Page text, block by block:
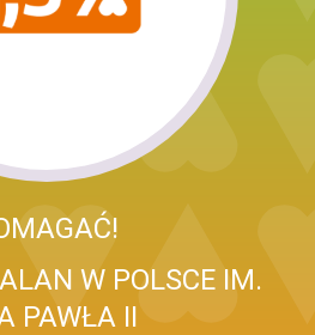
W POLSCE IM.
PAWŁA II